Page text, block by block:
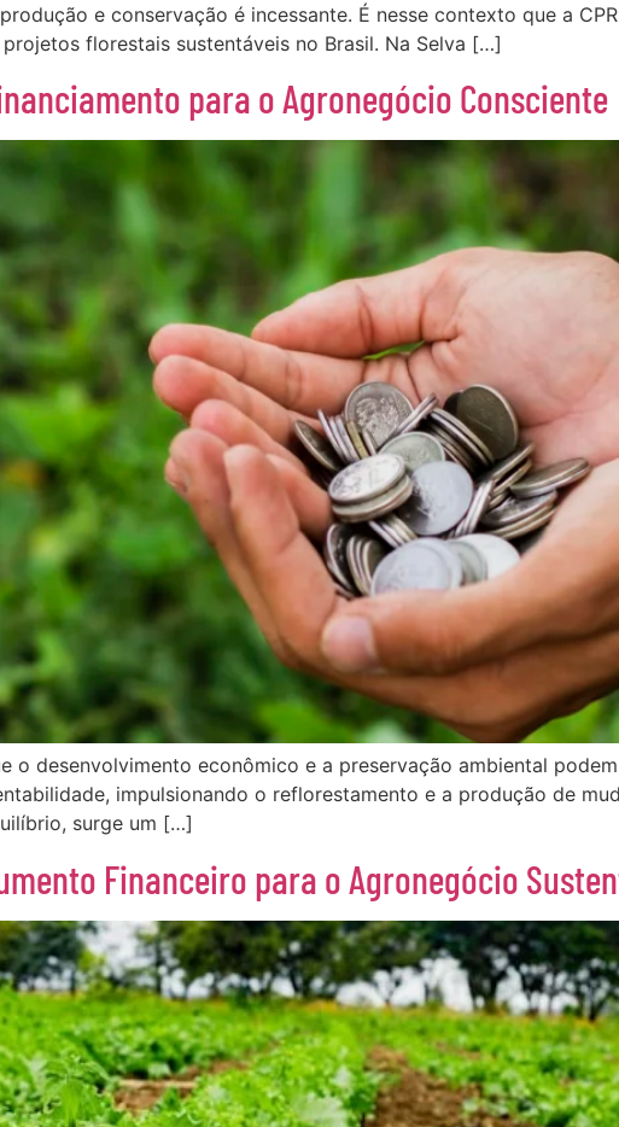
e conservação é incessante. É nesse contexto que a
florestais sustentáveis no Brasil. Na Selva […]
para o Agronegócio Consciente
o desenvolvimento econômico e a preservação ambiental
impulsionando o reflorestamento e a produção de
surge um […]
Financeiro para o Agronegócio